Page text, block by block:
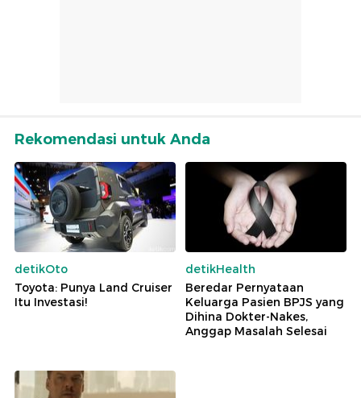
Rekomendasi untuk Anda
detikOto
Toyota: Punya Land Cruiser
Itu Investasi!
detikHealth
Beredar Pernyataan
Keluarga Pasien BPJS yang
Dihina Dokter-Nakes,
Anggap Masalah Selesai